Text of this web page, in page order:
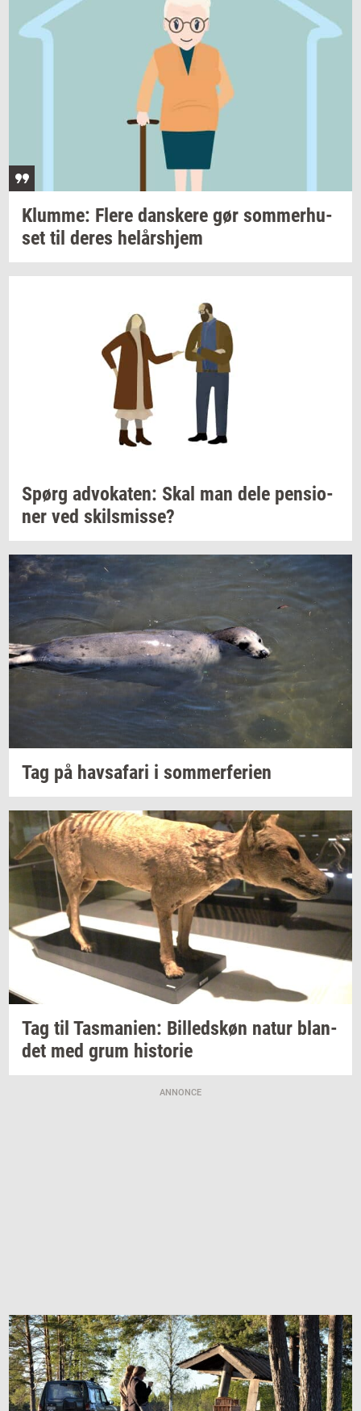
Klum­me: Flere dan­ske­re gør som­mer­hu­
set til deres helårs­hjem
Spørg ad­vo­ka­ten: Skal man dele pen­sio­
ner ved skils­mis­se?
Tag på havs­a­fa­ri i som­mer­fe­ri­en
Tag til Tas­ma­ni­en: Bil­leds­køn natur blan­
det med grum hi­sto­rie
ANNONCE